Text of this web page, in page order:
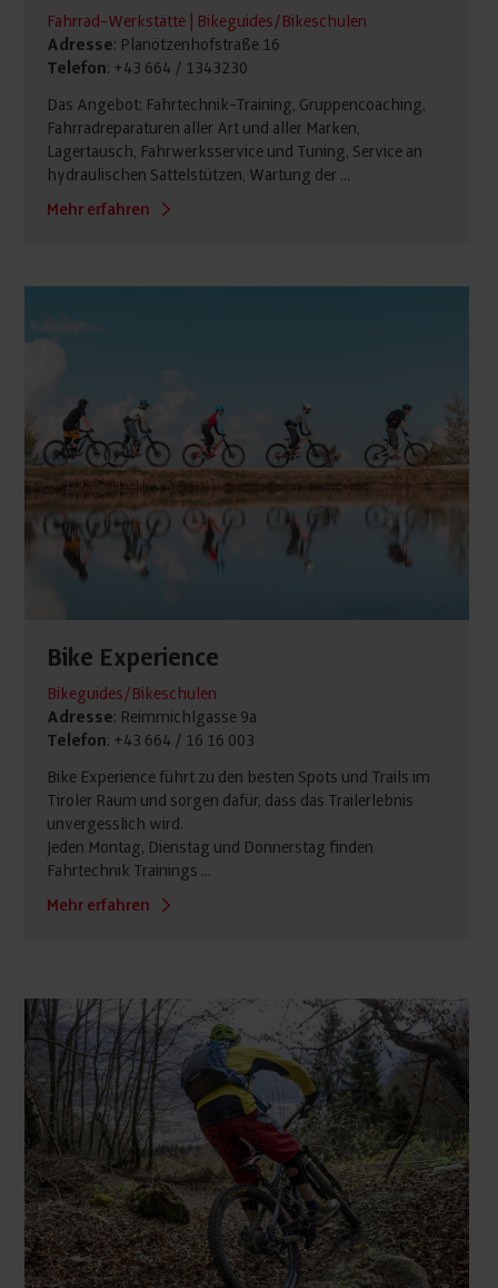
Fahrrad-Werkstätte | Bikeguides/Bikeschulen
Adresse: Planötzenhofstraße 16
Telefon: +43 664 / 1343230
Das Angebot: Fahrtechnik-Training, Gruppencoaching,
Fahrradreparaturen aller Art und aller Marken,
Lagertausch, Fahrwerksservice und Tuning, Service an
hydraulischen Sattelstützen, Wartung der ...
Mehr erfahren
Bike Experience
Bikeguides/Bikeschulen
Adresse: Reimmichlgasse 9a
Telefon: +43 664 / 16 16 003
Bike Experience führt zu den besten Spots und Trails im
Tiroler Raum und sorgen dafür, dass das Trailerlebnis
unvergesslich wird.
Jeden Montag, Dienstag und Donnerstag finden
Fahrtechnik Trainings ...
Mehr erfahren